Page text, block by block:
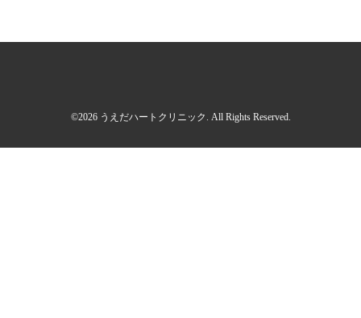
©2026 うえだハートクリニック . All Rights Reserved.